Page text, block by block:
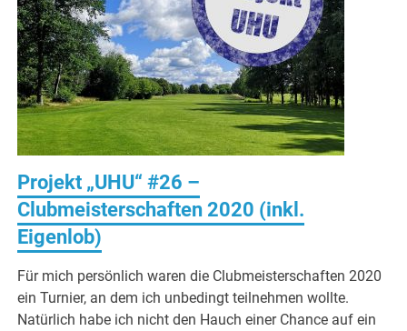
Projekt „UHU“ #26 –
Clubmeisterschaften 2020 (inkl.
Eigenlob)
Für mich persönlich waren die Clubmeisterschaften 2020
ein Turnier, an dem ich unbedingt teilnehmen wollte.
Natürlich habe ich nicht den Hauch einer Chance auf ein